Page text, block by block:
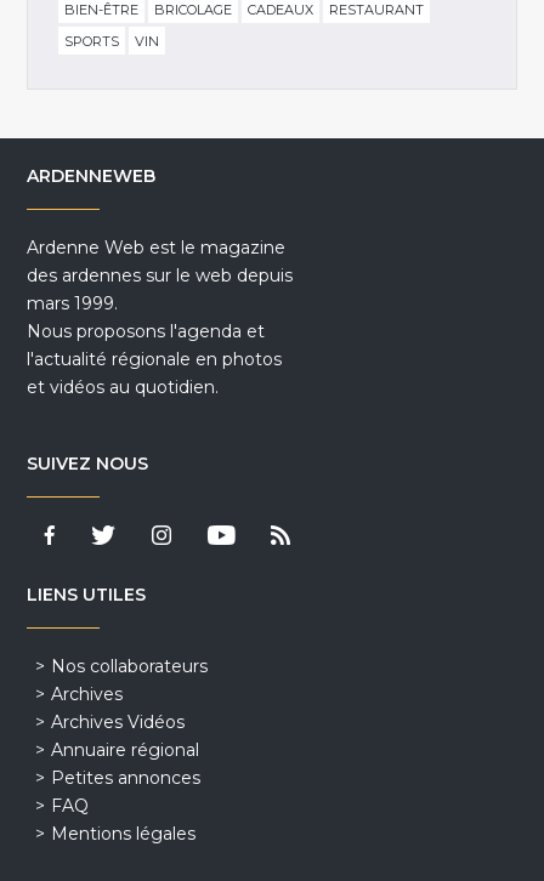
BIEN-ÊTRE
BRICOLAGE CADEAUX
RESTAURANT
SPORTS
VIN
ARDENNEWEB
Ardenne Web est le magazine
des ardennes sur le web depuis
mars 1999.
Nous proposons l'agenda et
l'actualité régionale en photos
et vidéos au quotidien.
SUIVEZ NOUS
LIENS UTILES
Nos collaborateurs
Archives
Archives Vidéos
Annuaire régional
Petites annonces
FAQ
Mentions légales